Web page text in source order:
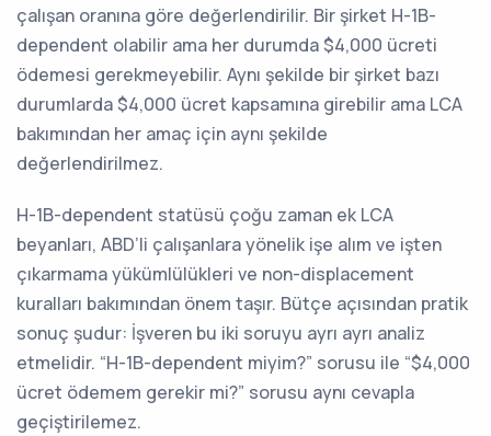
çalışan oranına göre değerlendirilir. Bir şirket H-1B-
dependent olabilir ama her durumda $4,000 ücreti
ödemesi gerekmeyebilir. Aynı şekilde bir şirket bazı
durumlarda $4,000 ücret kapsamına girebilir ama LCA
bakımından her amaç için aynı şekilde
değerlendirilmez.
H-1B-dependent statüsü çoğu zaman ek LCA
beyanları, ABD’li çalışanlara yönelik işe alım ve işten
çıkarmama yükümlülükleri ve non-displacement
kuralları bakımından önem taşır. Bütçe açısından pratik
sonuç şudur: İşveren bu iki soruyu ayrı ayrı analiz
etmelidir. “H-1B-dependent miyim?” sorusu ile “$4,000
ücret ödemem gerekir mi?” sorusu aynı cevapla
geçiştirilemez.